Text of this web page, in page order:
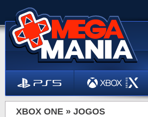
XBOX ONE » JOGOS